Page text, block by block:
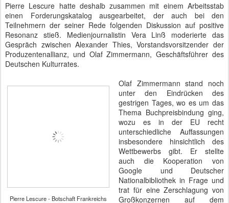
Pierre Lescure hatte deshalb zusammen mit einem Arbeitsstab
einen Forderungskatalog ausgearbeitet, der auch bei den
Teilnehmern der seiner Rede folgenden Diskussion auf positive
Resonanz stieß. Medienjournalistin Vera Linß moderierte das
Gespräch zwischen Alexander Thies, Vorstandsvorsitzender der
Produzentenallianz, und Olaf Zimmermann, Geschäftsführer des
Deutschen Kulturrates.
Pierre Lescure - Botschaft Frankreichs
Olaf Zimmermann stand noch
unter den Eindrücken des
gestrigen Tages, wo es um das
Thema Buchpreisbindung ging,
wozu es in der EU recht
unterschiedliche Auffassungen
insbesondere hinsichtlich des
Wettbewerbs gibt. Er stellte
auch die Kooperation von
Google und Deutscher
Nationalbibliothek in Frage und
trat für eine Zerschlagung von
Großkonzernen auf dem